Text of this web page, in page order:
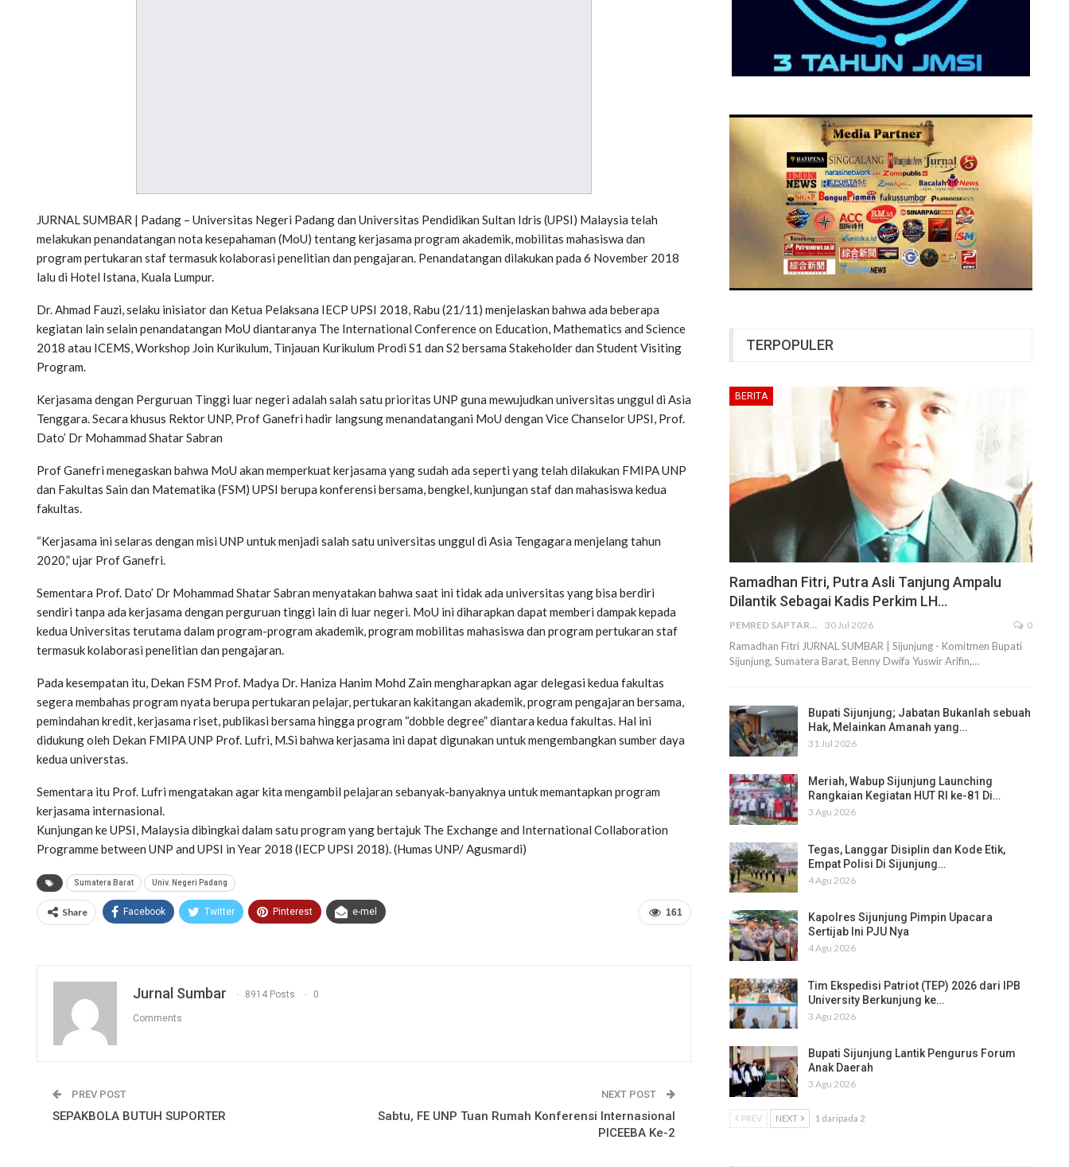
JURNAL SUMBAR | Padang – Universitas Negeri Padang dan Universitas Pendidikan Sultan Idris (UPSI) Malaysia telah
melakukan penandatangan nota kesepahaman (MoU) tentang kerjasama program akademik, mobilitas mahasiswa dan
program pertukaran staf termasuk kolaborasi penelitian dan pengajaran. Penandatangan dilakukan pada 6 November 2018
lalu di Hotel Istana, Kuala Lumpur.
Dr. Ahmad Fauzi, selaku inisiator dan Ketua Pelaksana IECP UPSI 2018, Rabu (21/11) menjelaskan bahwa ada beberapa
kegiatan lain selain penandatangan MoU diantaranya The International Conference on Education, Mathematics and Science
2018 atau ICEMS, Workshop Join Kurikulum, Tinjauan Kurikulum Prodi S1 dan S2 bersama Stakeholder dan Student Visiting
Program.
Kerjasama dengan Perguruan Tinggi luar negeri adalah salah satu prioritas UNP guna mewujudkan universitas unggul di Asia
Tenggara. Secara khusus Rektor UNP, Prof Ganefri hadir langsung menandatangani MoU dengan Vice Chanselor UPSI, Prof.
Dato’ Dr Mohammad Shatar Sabran
Prof Ganefri menegaskan bahwa MoU akan memperkuat kerjasama yang sudah ada seperti yang telah dilakukan FMIPA UNP
dan Fakultas Sain dan Matematika (FSM) UPSI berupa konferensi bersama, bengkel, kunjungan staf dan mahasiswa kedua
fakultas.
“Kerjasama ini selaras dengan misi UNP untuk menjadi salah satu universitas unggul di Asia Tengagara menjelang tahun
2020,” ujar Prof Ganefri.
Sementara Prof. Dato’ Dr Mohammad Shatar Sabran menyatakan bahwa saat ini tidak ada universitas yang bisa berdiri
sendiri tanpa ada kerjasama dengan perguruan tinggi lain di luar negeri. MoU ini diharapkan dapat memberi dampak kepada
kedua Universitas terutama dalam program-program akademik, program mobilitas mahasiswa dan program pertukaran staf
termasuk kolaborasi penelitian dan pengajaran.
Pada kesempatan itu, Dekan FSM Prof. Madya Dr. Haniza Hanim Mohd Zain mengharapkan agar delegasi kedua fakultas
segera membahas program nyata berupa pertukaran pelajar, pertukaran kakitangan akademik, program pengajaran bersama,
pemindahan kredit, kerjasama riset, publikasi bersama hingga program “dobble degree” diantara kedua fakultas. Hal ini
didukung oleh Dekan FMIPA UNP Prof. Lufri, M.Si bahwa kerjasama ini dapat digunakan untuk mengembangkan sumber daya
kedua universtas.
Sementara itu Prof. Lufri mengatakan agar kita mengambil pelajaran sebanyak-banyaknya untuk memantapkan program
kerjasama internasional.
Kunjungan ke UPSI, Malaysia dibingkai dalam satu program yang bertajuk The Exchange and International Collaboration
Programme between UNP and UPSI in Year 2018 (IECP UPSI 2018). (Humas UNP/ Agusmardi)
Sumatera Barat Univ. Negeri Padang
161
Share Facebook Twitter Pinterest e-mel
Jurnal Sumbar 8914 Posts 0
Comments
PREV POST
SEPAKBOLA BUTUH SUPORTER
NEXT POST
Sabtu, FE UNP Tuan Rumah Konferensi Internasional
PICEEBA Ke-2
TERPOPULER
BERITA
Ramadhan Fitri, Putra Asli Tanjung Ampalu
Dilantik Sebagai Kadis Perkim LH…
PEMRED SAPTARIUS 30 Jul 2026 0
Ramadhan Fitri JURNAL SUMBAR | Sijunjung - Komitmen Bupati
Sijunjung, Sumatera Barat, Benny Dwifa Yuswir Arifin,…
Bupati Sijunjung; Jabatan Bukanlah sebuah
Hak, Melainkan Amanah yang…
31 Jul 2026
Meriah, Wabup Sijunjung Launching
Rangkaian Kegiatan HUT RI ke-81 Di…
3 Agu 2026
Tegas, Langgar Disiplin dan Kode Etik,
Empat Polisi Di Sijunjung…
4 Agu 2026
Kapolres Sijunjung Pimpin Upacara
Sertijab Ini PJU Nya
4 Agu 2026
Tim Ekspedisi Patriot (TEP) 2026 dari IPB
University Berkunjung ke…
3 Agu 2026
Bupati Sijunjung Lantik Pengurus Forum
Anak Daerah
3 Agu 2026
PREV NEXT 1 daripada 2